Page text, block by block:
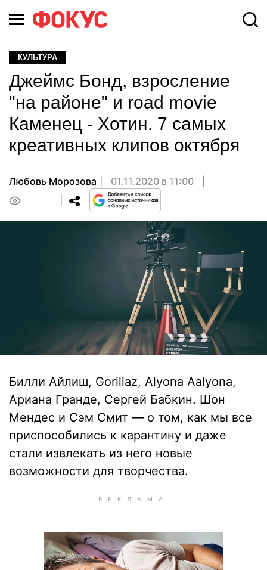
КУЛЬТУРА
Джеймс Бонд, взросление
"на районе" и road movie
Каменец - Хотин. 7 самых
креативных клипов октября
Любовь Морозова
01.11.2020 в 11:00
Билли Айлиш, Gorillaz, Аlyona Аalyona,
Ариана Гранде, Сергей Бабкин. Шон
Мендес и Сэм Смит — о том, как мы все
приспособились к карантину и даже
стали извлекать из него новые
возможности для творчества.